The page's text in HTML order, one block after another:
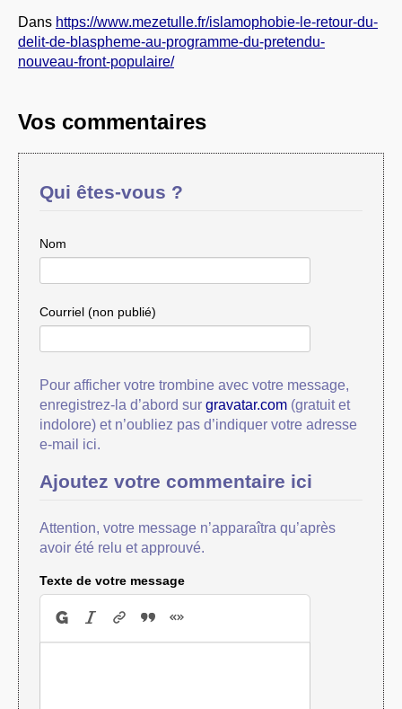
Dans https://www.mezetulle.fr/islamophobie-le-retour-du-
delit-de-blaspheme-au-programme-du-pretendu-
nouveau-front-populaire/
Vos commentaires
Qui êtes-vous ?
Nom
Courriel (non publié)
Pour afficher votre trombine avec votre message,
enregistrez-la d’abord sur gravatar.com(gratuit et
indolore) et n’oubliez pas d’indiquer votre adresse
e-mail ici.
Ajoutez votre commentaire ici
Attention, votre message n’apparaîtra qu’après
avoir été relu et approuvé.
Texte de votre message